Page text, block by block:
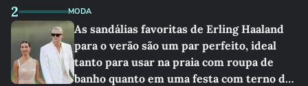
2 MODA
As sandálias favoritas de Erling Haaland
para o verão são um par perfeito, ideal
tanto para usar na praia com roupa de
banho quanto em uma festa com terno de